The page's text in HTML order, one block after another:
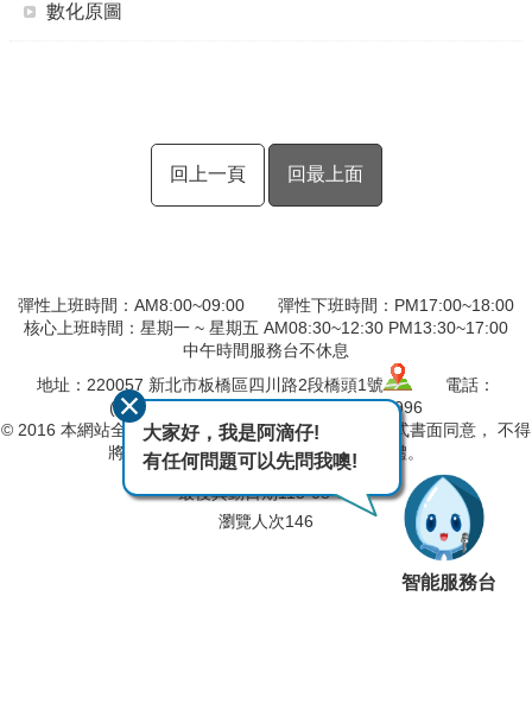
數化原圖
回上一頁 回最上面
彈性上班時間：AM8:00~09:00 彈性下班時間：PM17:00~18:00
核心上班時間：星期一 ~ 星期五 AM08:30~12:30 PM13:30~17:00
中午時間服務台不休息
地址：220057 新北市板橋區四川路2段橋頭1號
電話：
(02)8966-9870 傳真：(02)8966-7996
© 2016 本網站全部圖文版權係屬本分署所有，非經正式書面同意， 不得
將全部或部分內容，轉載於任何形式媒體。
最後異動日期115-08-07
瀏覽人次146
大家好，我是阿滴仔!
有任何問題可以先問我噢!
智能服務台